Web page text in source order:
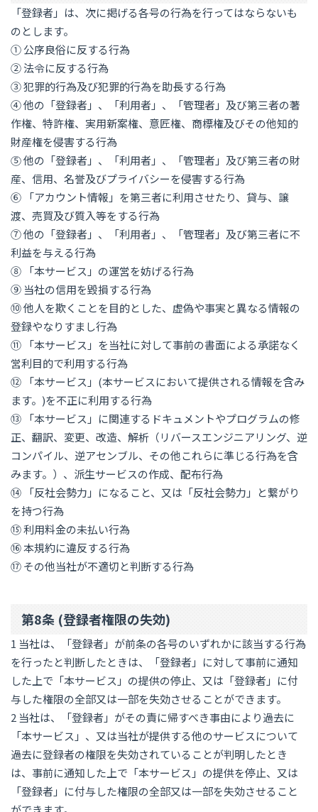
「登録者」は、次に掲げる各号の行為を行ってはならないも
のとします。
① 公序良俗に反する行為
② 法令に反する行為
③ 犯罪的行為及び犯罪的行為を助長する行為
④ 他の「登録者」、「利用者」、「管理者」及び第三者の著
作権、特許権、実用新案権、意匠権、商標権及びその他知的
財産権を侵害する行為
⑤ 他の「登録者」、「利用者」、「管理者」及び第三者の財
産、信用、名誉及びプライバシーを侵害する行為
⑥ 「アカウント情報」を第三者に利用させたり、貸与、譲
渡、売買及び質入等をする行為
⑦ 他の「登録者」、「利用者」、「管理者」及び第三者に不
利益を与える行為
⑧ 「本サービス」の運営を妨げる行為
⑨ 当社の信用を毀損する行為
⑩ 他人を欺くことを目的とした、虚偽や事実と異なる情報の
登録やなりすまし行為
⑪ 「本サービス」を当社に対して事前の書面による承諾なく
営利目的で利用する行為
⑫ 「本サービス」(本サービスにおいて提供される情報を含み
ます。)を不正に利用する行為
⑬ 「本サービス」に関連するドキュメントやプログラムの修
正、翻訳、変更、改造、解析（リバースエンジニアリング、逆
コンパイル、逆アセンブル、その他これらに準じる行為を含
みます。）、派生サービスの作成、配布行為
⑭ 「反社会勢力」になること、又は「反社会勢力」と繋がり
を持つ行為
⑮ 利用料金の未払い行為
⑯ 本規約に違反する行為
⑰ その他当社が不適切と判断する行為
第8条 (登録者権限の失効)
1 当社は、「登録者」が前条の各号のいずれかに該当する行為
を行ったと判断したときは、「登録者」に対して事前に通知
した上で「本サービス」の提供の停止、又は「登録者」に付
与した権限の全部又は一部を失効させることができます。
2 当社は、「登録者」がその責に帰すべき事由により過去に
「本サービス」、又は当社が提供する他のサービスについて
過去に登録者の権限を失効されていることが判明したとき
は、事前に通知した上で「本サービス」の提供を停止、又は
「登録者」に付与した権限の全部又は一部を失効させること